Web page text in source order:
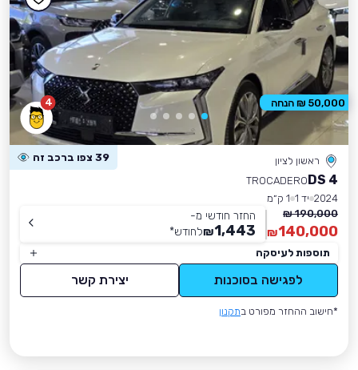
4
ראשון לציון 39 צפו ברכב זה
DS 4
TROCADERO
2024 יד 1
1 ק״מ
190,000 ₪
140,000
₪
החזר חודשי מ-
1,443
₪לחודש*
תוספות לעיסקה
לפגישה בסוכנות יצירת קשר
*חישוב ההחזר מפורט בתקנון
50,000 ₪ הנחה